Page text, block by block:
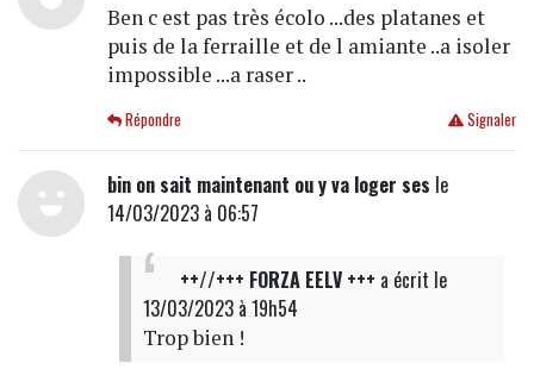
Ben c est pas très écolo ...des platanes et
puis de la ferraille et de l amiante ..a isoler
impossible ...a raser ..
Signaler
Répondre
bin on sait maintenant ou y va loger ses le
14/03/2023 à 06:57
++//+++ FORZA EELV +++ a écrit le
13/03/2023 à 19h54
Trop bien !